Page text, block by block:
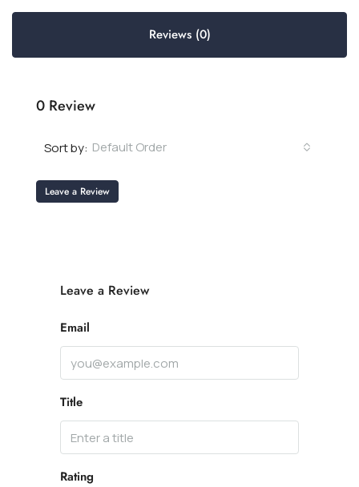
Reviews (0)
0 Review
Sort by: Default Order
Leave a Review
Leave a Review
Email
Title
Rating